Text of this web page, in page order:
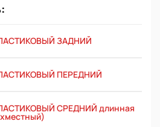
ЗАДНИЙ
ПЕРЕДНИЙ
СРЕДНИЙ длинная